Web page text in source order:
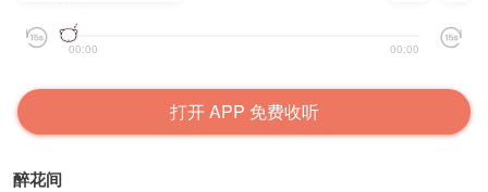
00:00 00:00
打开 APP 免费收听
醉花间